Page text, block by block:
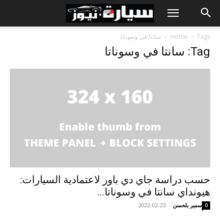
Home Tags سانتا في وسوناتا
Tag: سانتا في وسوناتا
حسب دراسة جاي دي باور لاعتمادية السيارات:
هيونداي سانتا في وسوناتا...
سمير بلحسن -
2022-02-23 0